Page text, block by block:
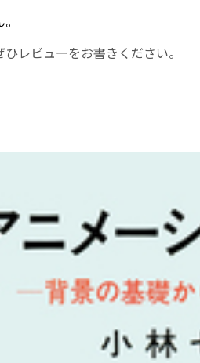
レビューをお書きください。